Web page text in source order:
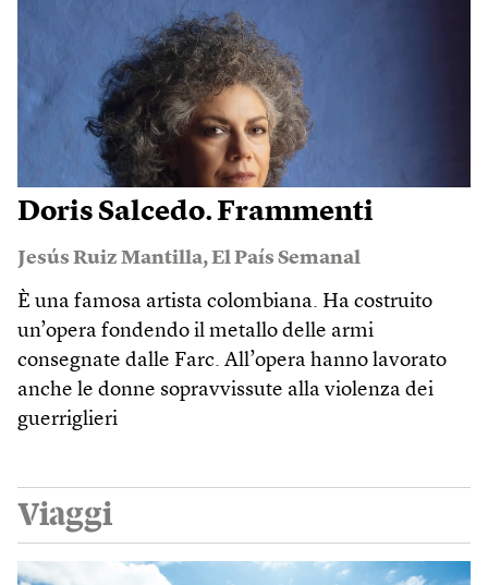
Doris Salcedo. Frammenti
Jesús Ruiz Mantilla,El País Semanal
È una famosa artista colombiana. Ha costruito
un’opera fondendo il metallo delle armi
consegnate dalle Farc. All’opera hanno lavorato
anche le donne sopravvissute alla violenza dei
guerriglieri
Viaggi